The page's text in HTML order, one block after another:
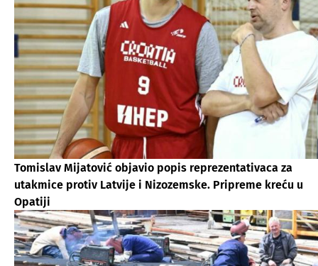
Tomislav Mijatović objavio popis reprezentativaca za
utakmice protiv Latvije i Nizozemske. Pripreme kreću u
Opatiji